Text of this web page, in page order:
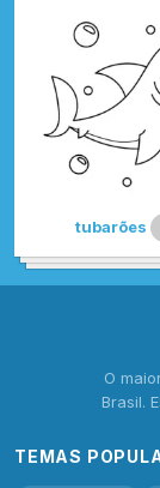
tubarões
O
Brasil.
TEMAS